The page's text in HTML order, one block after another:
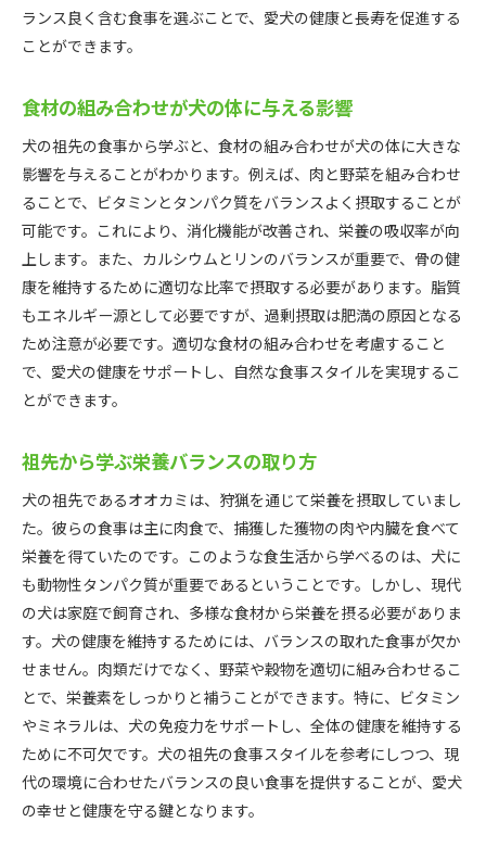
ランス良く含む食事を選ぶことで、愛犬の健康と長寿を促進する
ことができます。
食材の組み合わせが犬の体に与える影響
犬の祖先の食事から学ぶと、食材の組み合わせが犬の体に大きな
影響を与えることがわかります。例えば、肉と野菜を組み合わせ
ることで、ビタミンとタンパク質をバランスよく摂取することが
可能です。これにより、消化機能が改善され、栄養の吸収率が向
上します。また、カルシウムとリンのバランスが重要で、骨の健
康を維持するために適切な比率で摂取する必要があります。脂質
もエネルギー源として必要ですが、過剰摂取は肥満の原因となる
ため注意が必要です。適切な食材の組み合わせを考慮すること
で、愛犬の健康をサポートし、自然な食事スタイルを実現するこ
とができます。
祖先から学ぶ栄養バランスの取り方
犬の祖先であるオオカミは、狩猟を通じて栄養を摂取していまし
た。彼らの食事は主に肉食で、捕獲した獲物の肉や内臓を食べて
栄養を得ていたのです。このような食生活から学べるのは、犬に
も動物性タンパク質が重要であるということです。しかし、現代
の犬は家庭で飼育され、多様な食材から栄養を摂る必要がありま
す。犬の健康を維持するためには、バランスの取れた食事が欠か
せません。肉類だけでなく、野菜や穀物を適切に組み合わせるこ
とで、栄養素をしっかりと補うことができます。特に、ビタミン
やミネラルは、犬の免疫力をサポートし、全体の健康を維持する
ために不可欠です。犬の祖先の食事スタイルを参考にしつつ、現
代の環境に合わせたバランスの良い食事を提供することが、愛犬
の幸せと健康を守る鍵となります。